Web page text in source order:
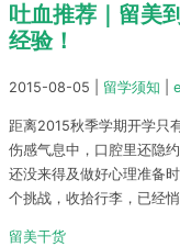
吐血推荐｜留美
经验！
2015-08-05 留学须知
距离2015秋季学期开学只
伤感气息中，口腔里还隐
还没来得及做好心理准备
个挑战，收拾行李，已经悄
留美干货